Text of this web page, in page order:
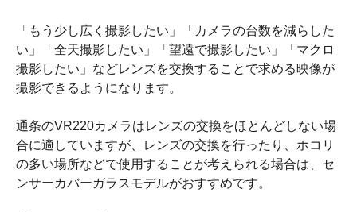
「もう少し広く撮影したい」「カメラの台数を減らした
い」「全天撮影したい」「望遠で撮影したい」「マクロ
撮影したい」などレンズを交換することで求める映像が
撮影できるようになります。
通条のVR220カメラはレンズの交換をほとんどしない場
合に適していますが、レンズの交換を行ったり、ホコリ
の多い場所などで使用することが考えられる場合は、セ
ンサーカバーガラスモデルがおすすめです。